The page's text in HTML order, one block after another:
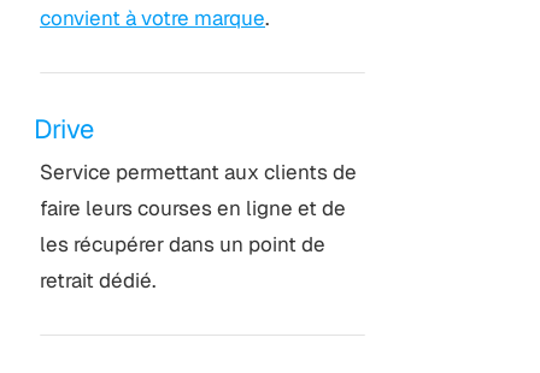
convient à votre marque.
Drive
Service permettant aux clients de
faire leurs courses en ligne et de
les récupérer dans un point de
retrait dédié.